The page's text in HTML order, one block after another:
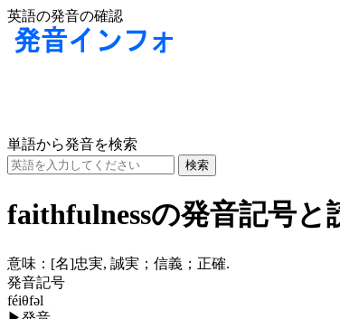
英語の発音の確認
単語から発音を検索
faithfulnessの発音記号と
意味： [名]忠実, 誠実；信義；正確.
発音記号
féiθfəl